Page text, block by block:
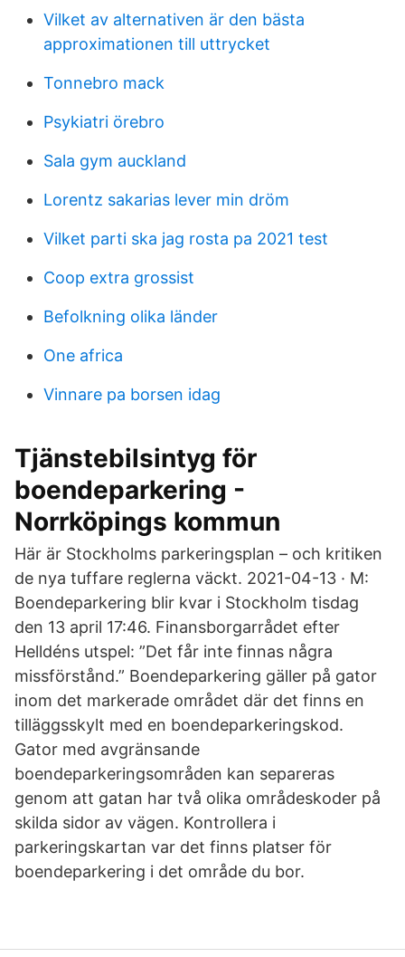
Vilket av alternativen är den bästa
approximationen till uttrycket
Tonnebro mack
Psykiatri örebro
Sala gym auckland
Lorentz sakarias lever min dröm
Vilket parti ska jag rosta pa 2021 test
Coop extra grossist
Befolkning olika länder
One africa
Vinnare pa borsen idag
Tjänstebilsintyg för
boendeparkering -
Norrköpings kommun
Här är Stockholms parkeringsplan – och kritiken
de nya tuffare reglerna väckt. 2021-04-13 · M:
Boendeparkering blir kvar i Stockholm tisdag
den 13 april 17:46. Finansborgarrådet efter
Helldéns utspel: ”Det får inte finnas några
missförstånd.” Boendeparkering gäller på gator
inom det markerade området där det finns en
tilläggsskylt med en boendeparkeringskod.
Gator med avgränsande
boendeparkeringsområden kan separeras
genom att gatan har två olika områdeskoder på
skilda sidor av vägen. Kontrollera i
parkeringskartan var det finns platser för
boendeparkering i det område du bor.